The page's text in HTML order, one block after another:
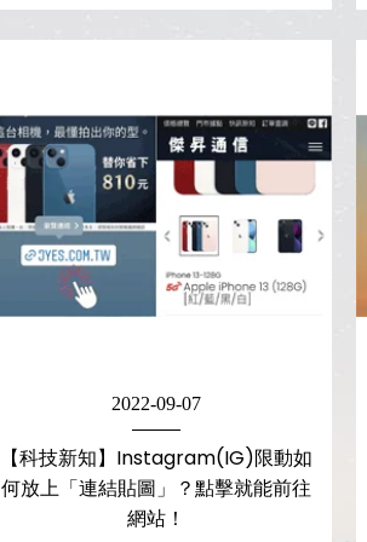
2022-09-07
【科技新知】Instagram(IG)限動如
何放上「連結貼圖」？點擊就能前往
網站！